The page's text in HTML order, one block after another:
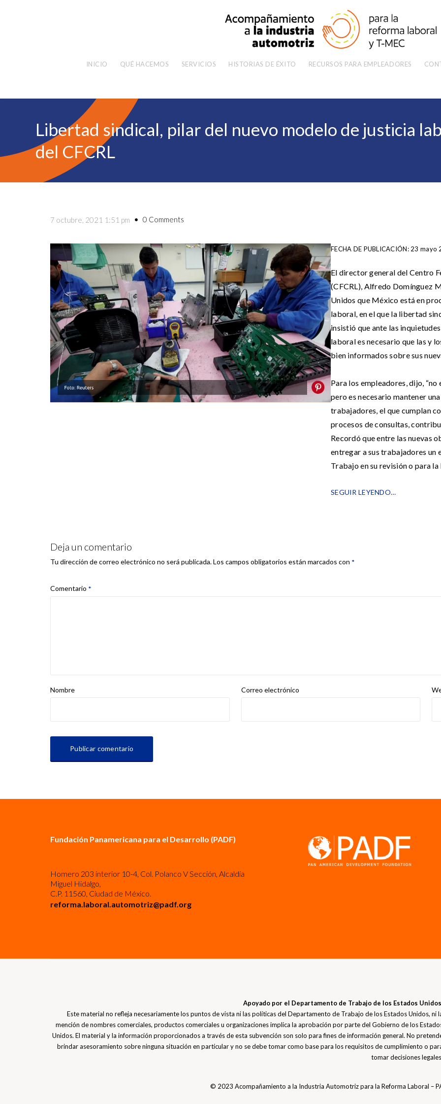
INICIO QUÉ HACEMOS SERVICIOS HISTORIAS DE ÉXITO RECURSOS PARA EMPLEADORES
Libertad sindical, pilar del nuevo modelo de justicia
del CFCRL
7 octubre, 2021 1:51 pm 0 Comments
FECHA DE PUBLICACIÓN: 23 mayo
El director general del Centro
(CFCRL), Alfredo Domínguez
Unidos que México está en
laboral, en el que la libertad
insistió que ante las
laboral es necesario que las y
bien informados sobre sus
Para los empleadores, dijo,
pero es necesario mantener
trabajadores, el que cumplan
procesos de consultas,
Recordó que entre las nuevas
entregar a sus trabajadores
Trabajo en su revisión o para
SEGUIR LEYENDO…
Deja un comentario
Tu dirección de correo electrónico no será publicada.Los campos obligatorios están marcados con *
Comentario *
Nombre Correo electrónico
Fundación Panamericana para el Desarrollo (PADF)
Homero 203 interior 10-4, Col. Polanco V Sección, Alcaldía
Miguel Hidalgo,
C.P. 11560, Ciudad de México.
reforma.laboral.automotriz@padf.org
Apoyado por el Departamento de Trabajo de los Estados
Este material no refleja necesariamente los puntos de vista ni las políticas del Departamento de Trabajo de los Estados Unidos, ni
mención de nombres comerciales, productos comerciales u organizaciones implica la aprobación por parte del Gobierno de los
Unidos. El material y la información proporcionados a través de esta subvención son solo para fines de información general. No
brindar asesoramiento sobre ninguna situación en particular y no se debe tomar como base para los requisitos de cumplimiento o
tomar decisiones
© 2023 Acompañamiento a la Industria Automotriz para la Reforma Laboral –